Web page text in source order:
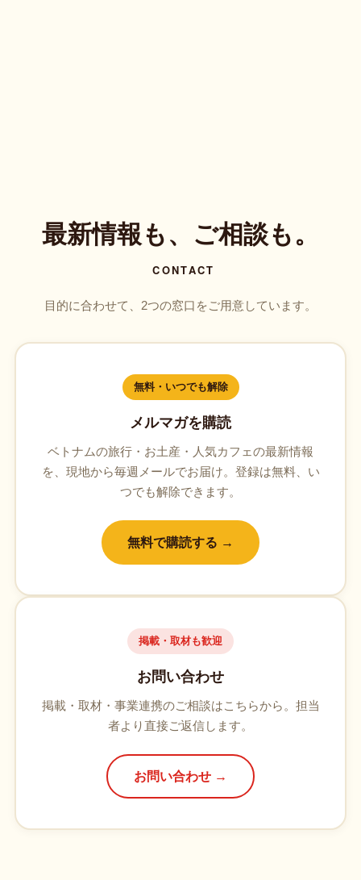
最新情報も、ご相談も。
CONTACT
目的に合わせて、2つの窓口をご用意しています。
無料・いつでも解除
メルマガを購読
ベトナムの旅行・お土産・人気カフェの最新情報
を、現地から毎週メールでお届け。登録は無料、い
つでも解除できます。
無料で購読する →
掲載・取材も歓迎
お問い合わせ
掲載・取材・事業連携のご相談はこちらから。担当
者より直接ご返信します。
お問い合わせ →